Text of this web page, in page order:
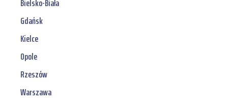
Bielsko-Biała
Gdańsk
Kielce
Opole
Rzeszów
Warszawa